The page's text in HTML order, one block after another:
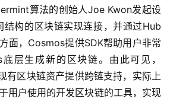
算法的创始人Joe Kwon发起设
结构的区块链实现连接，并通过Hub
面，Cosmos提供SDK帮助用户非常
层生成新的区块链。由此可见，
有区块链资产提供跨链支持，实际上
用户使用的开发区块链的工具，实现